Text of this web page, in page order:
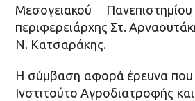
Μεσογειακού
περιφερειάρχης Στ.
Ν. Κατσαράκης.
Η σύμβαση αφορά έρευνα που
Ινστιτούτο Αγροδιατροφής